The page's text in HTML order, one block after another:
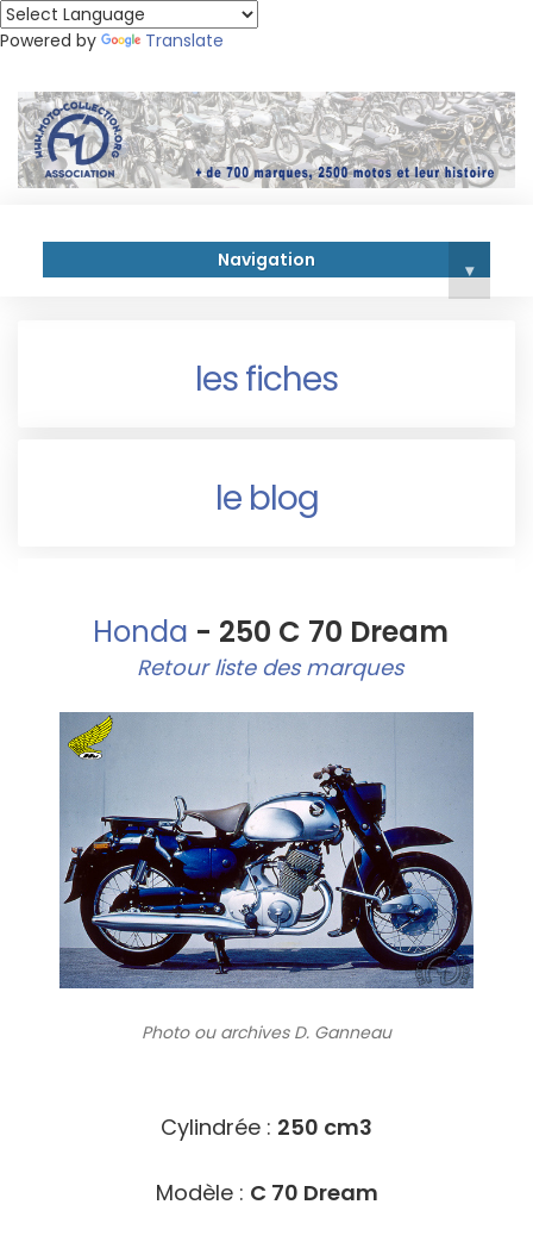
Powered by Translate
Navigation ▾
les fiches
le blog
Honda - 250 C 70 Dream
Retour liste des marques
Photo ou archivesD. Ganneau
Cylindrée : 250 cm3
Modèle : C 70 Dream